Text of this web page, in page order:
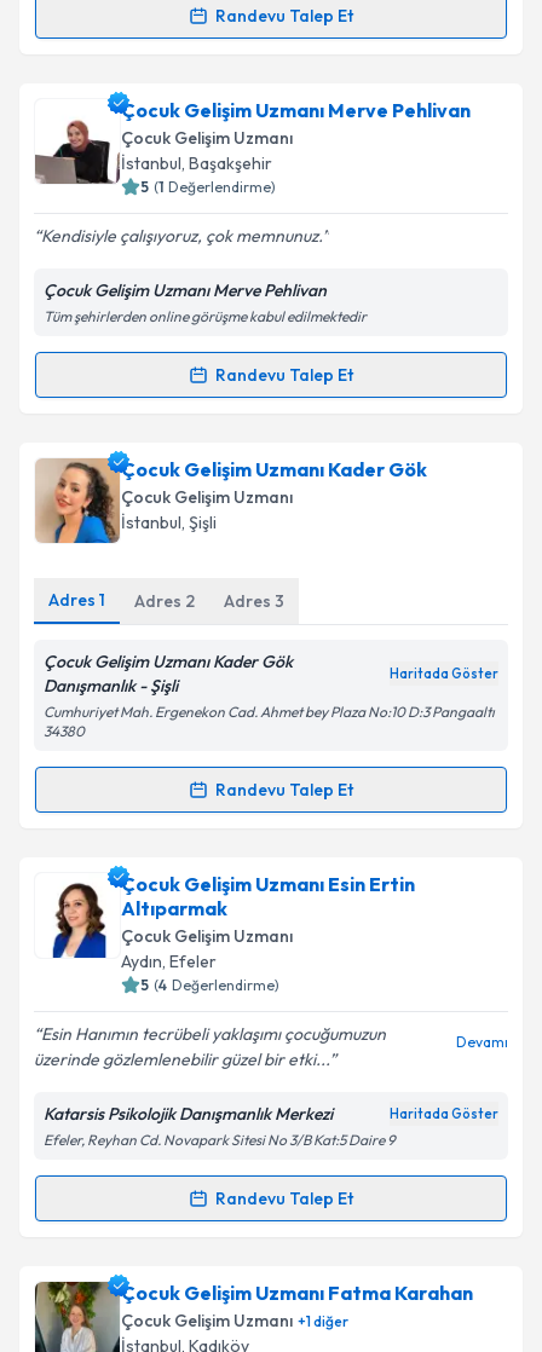
kapsamda işlenmesini kabul ediyorum.
Randevu Talep Et
Randevu Takvimi Talebi
Çocuk Gelişim Uzmanı Hüsniye Çelik Şahiniçin
randevu takvimi talebi oluşturun. Size bu uzmandan
randevu almanız için bir takvim hazırlandığında e-
posta ile bilgilendireceğiz.
E-posta Adresiniz
Kişisel verilerimin işlenmesine ilişkinAydınlatma
'ni okudum ve kişisel verilerimin belirtilen
kapsamda işlenmesini kabul ediyorum.
Takvim Talebini Gönder
Çocuk Gelişim Uzmanı Merve Pehlivan
Çocuk Gelişim Uzmanı
İstanbul, Başakşehir
5 (1 Değerlendirme)
Kendisiyle çalışıyoruz, çok memnunuz.
Çocuk Gelişim Uzmanı Merve Pehlivan
Tüm şehirlerden online görüşme kabul edilmektedir
Randevu Talep Et
Randevu Takvimi Talebi
Çocuk Gelişim Uzmanı Merve Pehlivaniçin
randevu takvimi talebi oluşturun. Size bu uzmandan
randevu almanız için bir takvim hazırlandığında e-
posta ile bilgilendireceğiz.
Kişisel verilerimin işlenmesine ilişkinAydınlatma
Çocuk Gelişim Uzmanı Kader Gök
Çocuk Gelişim Uzmanı
İstanbul, Şişli
Adres 1 Adres 2 Adres 3
Çocuk Gelişim Uzmanı Kader Gök
Danışmanlık - Şişli
Haritada Göster
Cumhuriyet Mah. Ergenekon Cad. Ahmet bey Plaza No:10 D:3 Pangaaltı
34380
Randevu Talep Et
Randevu Takvimi Talebi
Çocuk Gelişim Uzmanı Kader Gökiçin randevu
takvimi talebi oluşturun. Size bu uzmandan randevu
almanız için bir takvim hazırlandığında e-posta ile
bilgilendireceğiz.
Kişisel verilerimin işlenmesine ilişkin
Aydınlatma
Metni'ni okudum ve kişisel verilerimin belirtilen
kapsamda işlenmesini kabul ediyorum.
Çocuk Gelişim Uzmanı Esin Ertin
Altıparmak
Çocuk Gelişim Uzmanı
Aydın, Efeler
5 (4 Değerlendirme)
Esin Hanımın tecrübeli yaklaşımı çocuğumuzun
üzerinde gözlemlenebilir güzel bir etki...
Devamı
Katarsis Psikolojik Danışmanlık Merkezi Haritada Göster
Efeler, Reyhan Cd. Novapark Sitesi No 3/B Kat:5 Daire 9
Randevu Talep Et
Randevu Takvimi Talebi
Çocuk Gelişim Uzmanı Esin Ertin Altıparmakiçin
randevu takvimi talebi oluşturun. Size bu uzmandan
randevu almanız için bir takvim hazırlandığında e-
Çocuk Gelişim Uzmanı Fatma Karahan
Çocuk Gelişim Uzmanı +1diğer
İstanbul, Kadıköy